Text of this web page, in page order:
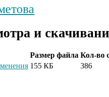
и
Размер файла Кол-во
155 КБ 386